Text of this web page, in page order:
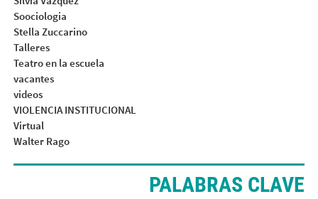
Soociologia
Stella Zuccarino
Talleres
Teatro en la escuela
vacantes
videos
VIOLENCIA INSTITUCIONAL
Virtual
Walter Rago
PALABRAS CLAVE